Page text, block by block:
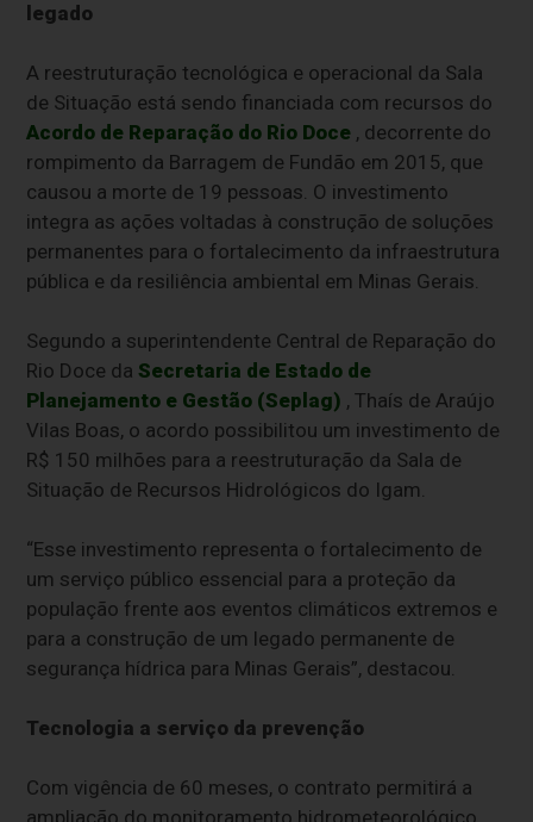
legado
A reestruturação tecnológica e operacional da Sala
de Situação está sendo financiada com recursos do
Acordo de Reparação do Rio Doce , decorrente do
rompimento da Barragem de Fundão em 2015, que
causou a morte de 19 pessoas. O investimento
integra as ações voltadas à construção de soluções
permanentes para o fortalecimento da infraestrutura
pública e da resiliência ambiental em Minas Gerais.
Segundo a superintendente Central de Reparação do
Rio Doce da Secretaria de Estado de
Planejamento e Gestão (Seplag) , Thaís de Araújo
Vilas Boas, o acordo possibilitou um investimento de
R$ 150 milhões para a reestruturação da Sala de
Situação de Recursos Hidrológicos do Igam.
“Esse investimento representa o fortalecimento de
um serviço público essencial para a proteção da
população frente aos eventos climáticos extremos e
para a construção de um legado permanente de
segurança hídrica para Minas Gerais”, destacou.
Tecnologia a serviço da prevenção
Com vigência de 60 meses, o contrato permitirá a